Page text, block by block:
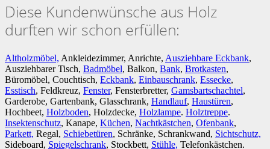
Diese Kundenwünsche aus Holz
durften wir schon erfüllen:
Altholzmöbel, Ankleidezimmer, Anrichte, Ausziehbare Eckbank,
Ausziehbarer Tisch, Badmöbel, Balkon, Bank, Brotkasten,
Büromöbel, Couchtisch, Eckbank, Einbauschrank, Essecke,
Esstisch, Feldkreuz, Fenster, Fensterbretter, Gamsbartschachtel,
Garderobe, Gartenbank, Glasschrank, Handlauf, Haustüren,
Hochbeet, Holzboden, Holzdecke, Holzlampe. Holztreppe.
Insektenschutz, Kanape, Küchen, Nachtkästchen, Ofenbank,
Parkett, Regal, Schiebetüren, Schränke, Schrankwand, Sichtschutz,
Sideboard, Spiegelschrank, Stockbett, Stühle, Telefonkästchen.